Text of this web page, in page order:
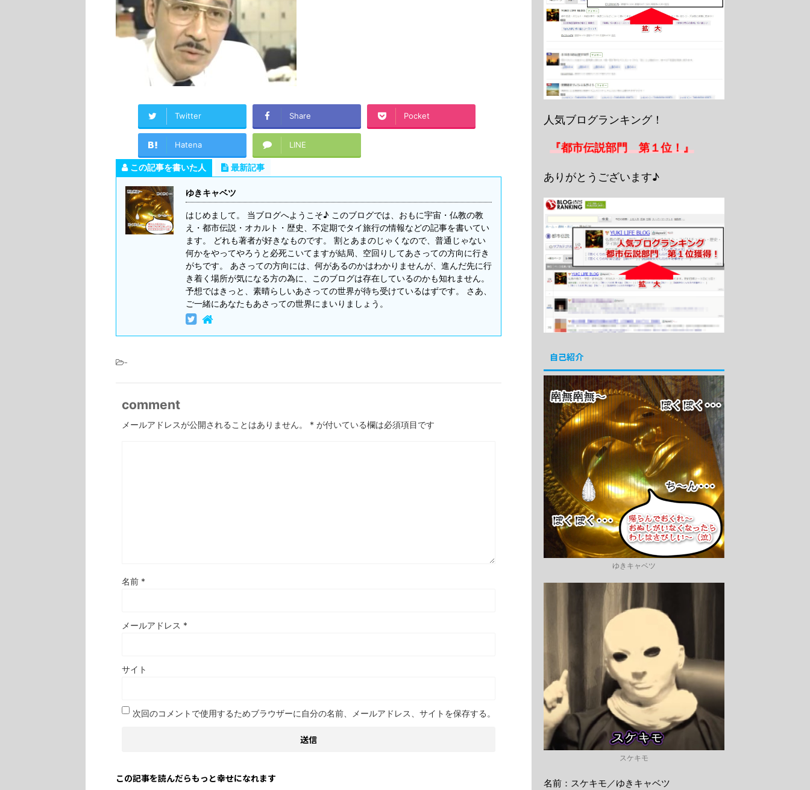
Twitter Share Pocket
Hatena LINE
この記事を書いた人 最新記事
ゆきキャベツ
はじめまして。 当ブログへようこそ♪ このブログでは、おもに宇宙・仏教の教
え・都市伝説・オカルト・歴史、不定期でタイ旅行の情報などの記事を書いてい
ます。 どれも著者が好きなものです。 割とあまのじゃくなので、普通じゃない
何かをやってやろうと必死こいてますが結局、空回りしてあさっての方向に行き
がちです。 あさっての方向には、何があるのかはわかりませんが、進んだ先に行
き着く場所が気になる方の為に、このブログは存在しているのかも知れません。
予想ではきっと、素晴らしいあさっての世界が待ち受けているはずです。 さあ、
ご一緒にあなたもあさっての世界にまいりましょう。
-
comment
メールアドレスが公開されることはありません。 * が付いている欄は必須項目です
名前 *
メールアドレス *
サイト
次回のコメントで使用するためブラウザーに自分の名前、メールアドレス、サイトを保存する。
この記事を読んだらもっと幸せになれます
人気ブログランキング！
『都市伝説部門 第１位！』
ありがとうございます♪
自己紹介
ゆきキャベツ
スケキモ
名前：スケキモ／ゆきキャベツ